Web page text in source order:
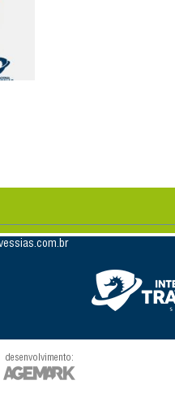
desenvolvimento: